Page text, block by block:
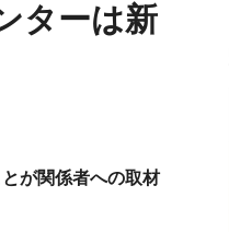
ターは新
が関係者への取材